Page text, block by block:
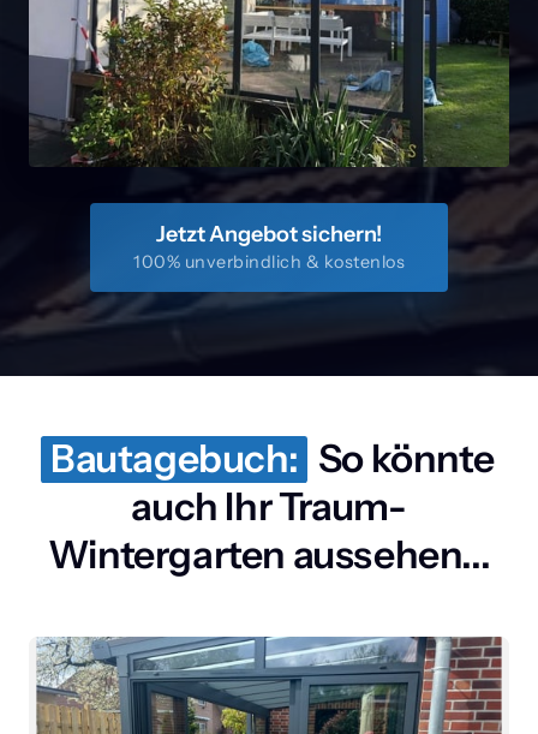
Jetzt Angebot sichern!
100% unverbindlich & kostenlos
Bautagebuch: So könnte
auch Ihr Traum-
Wintergarten aussehen...